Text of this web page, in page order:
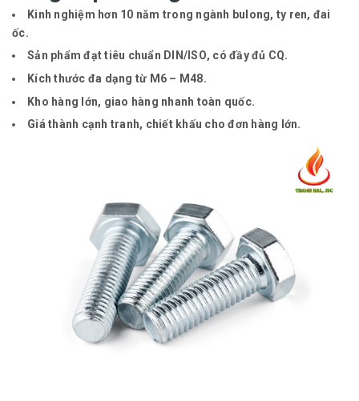
Kinh nghiệm hơn 10 năm trong ngành bulong, ty ren, đai
ốc.
Sản phẩm đạt tiêu chuẩn DIN/ISO, có đầy đủ CQ.
Kích thước đa dạng từ M6 – M48.
Kho hàng lớn, giao hàng nhanh toàn quốc.
Giá thành cạnh tranh, chiết khấu cho đơn hàng lớn.